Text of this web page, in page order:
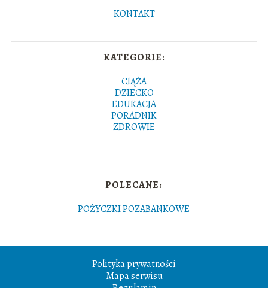
KONTAKT
KATEGORIE:
CIĄŻA
DZIECKO
EDUKACJA
PORADNIK
ZDROWIE
POLECANE:
POŻYCZKI POZABANKOWE
Polityka prywatności
Mapa serwisu